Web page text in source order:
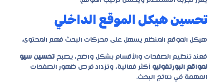
تحسين هيكل الموقع الداخلي
هيكل الموقع المنظم يسهل على محركات البحث فهم المحتوى.
فعند تنظيم الصفحات والأقسام بشكل واضح، يصبح تحسين سيو
لمواقع البورتفوليو أكثر فعالية، وتزداد فرص ظهور الصفحات
المهمة في نتائج البحث.